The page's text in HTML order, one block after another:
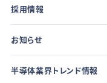
採用情報
お知らせ
半導体業界トレンド情報